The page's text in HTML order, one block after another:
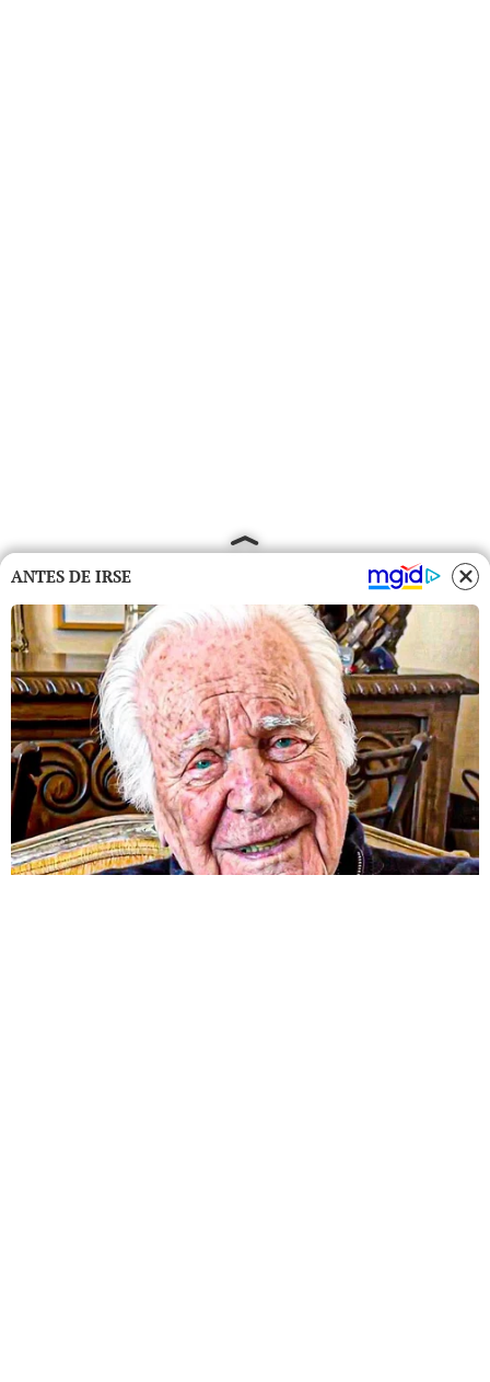
ANTES DE IRSE